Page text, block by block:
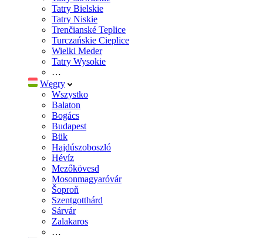
Tatry Bielskie
Tatry Niskie
Trenčianské Teplice
Turczańskie Cieplice
Wielki Meder
Tatry Wysokie
…
Węgry
Wszystko
Balaton
Bogács
Budapest
Bük
Hajdúszoboszló
Hévíz
Mezőkövesd
Mosonmagyaróvár
Šoproň
Szentgotthárd
Sárvár
Zalakaros
…